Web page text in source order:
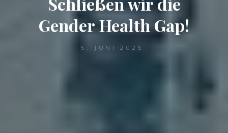
Gender Health Gap!
5. JUNI 2025